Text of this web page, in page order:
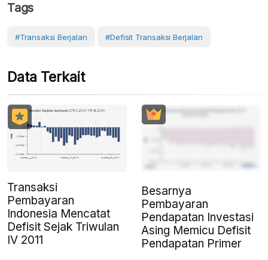
Tags
#Transaksi Berjalan #Defisit Transaksi Berjalan
Data Terkait
Transaksi
Pembayaran
Indonesia Mencatat
Defisit Sejak Triwulan
IV 2011
Besarnya
Pembayaran
Pendapatan Investasi
Asing Memicu Defisit
Pendapatan Primer